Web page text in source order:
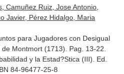
Camuñez Ruiz, Jose Antonio,
Javier, Pérez Hidalgo, Maria
para Jugadores con Desigual
Montmort (1713). Pag. 13-22.
y la Estad?Stica (III) . Ed.
84-96477-25-8